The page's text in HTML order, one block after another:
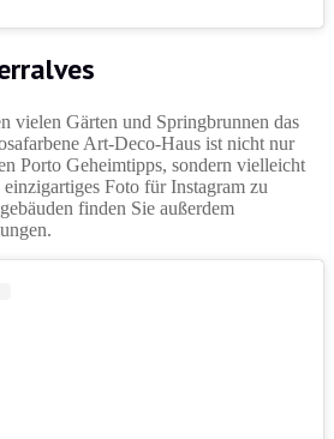
vielen Gärten und Springbrunnen das
Art-Deco-Haus ist nicht nur
Porto Geheimtipps, sondern vielleicht
Foto für Instagram zu
finden Sie außerdem